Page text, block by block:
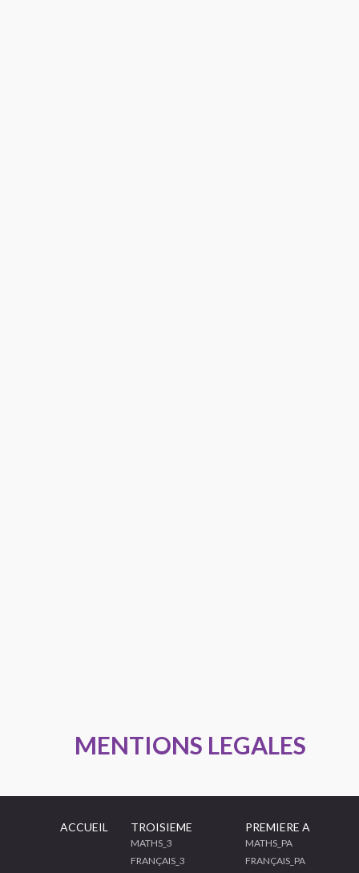
MENTIONS LEGALES
ACCUEIL TROISIEME
MATHS_3
FRANÇAIS_3
PREMIERE A
MATHS_PA
FRANÇAIS_PA